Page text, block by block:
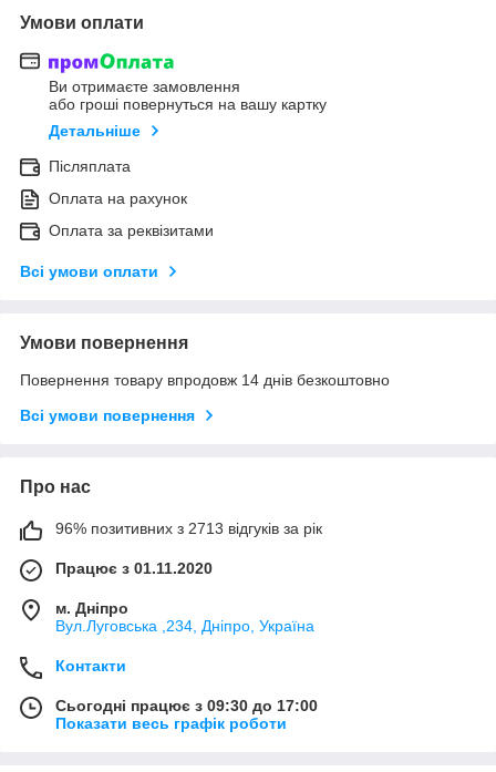
Умови оплати
Ви отримаєте замовлення
або гроші повернуться на вашу картку
Детальніше
Післяплата
Оплата на рахунок
Оплата за реквізитами
Всі умови оплати
Умови повернення
Повернення товару впродовж 14 днів безкоштовно
Всі умови повернення
Про нас
96% позитивних з 2713 відгуків за рік
Працює з 01.11.2020
м. Дніпро
Вул.Луговська ,234, Дніпро, Україна
Контакти
Сьогодні працює з 09:30 до 17:00
Показати весь графік роботи